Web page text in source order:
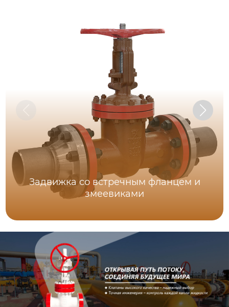
Задвижка со встречным фланцем и
змеевиками